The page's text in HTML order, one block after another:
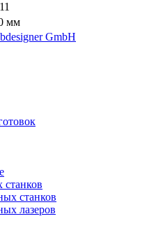
мм
GmbH
станков
лазеров